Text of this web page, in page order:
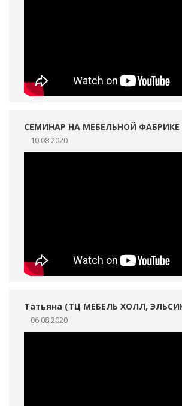
СЕМИНАР НА МЕБЕЛЬНОЙ ФАБРИКЕ
10.08.2020
Татьяна (ТЦ МЕБЕЛЬ ХОЛЛ,
06.08.2020